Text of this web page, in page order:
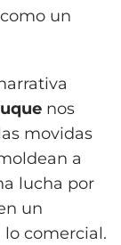
un
nos
movidas
a
lucha por
un
comercial.